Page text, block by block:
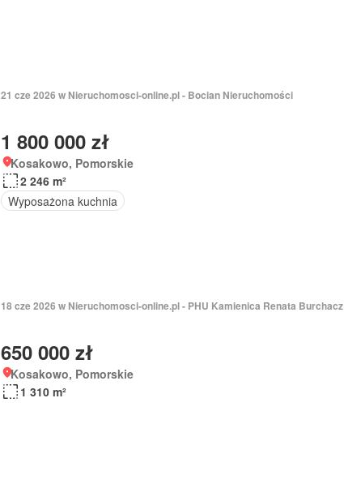
21 cze 2026 w Nieruchomosci-online.pl - Bocian Nieruchomości
1 800 000 zł
Kosakowo, Pomorskie
2 246 m²
Wyposażona kuchnia
18 cze 2026 w Nieruchomosci-online.pl - PHU Kamienica Renata Burchacz
650 000 zł
Kosakowo, Pomorskie
1 310 m²